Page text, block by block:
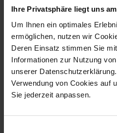
Ihre Privatsphäre liegt uns
Um Ihnen ein optimales
ermöglichen, nutzen wir
Deren Einsatz stimmen Sie
Informationen zur Nutzung
unserer
Verwendung von Cookies auf
Sie jederzeit anpassen.